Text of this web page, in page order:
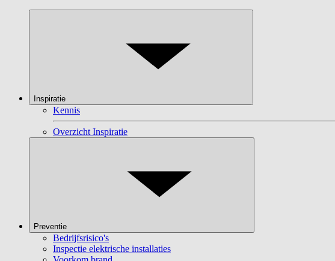
Inspiratie
Kennis
Overzicht Inspiratie
Preventie
Bedrijfsrisico's
Inspectie elektrische installaties